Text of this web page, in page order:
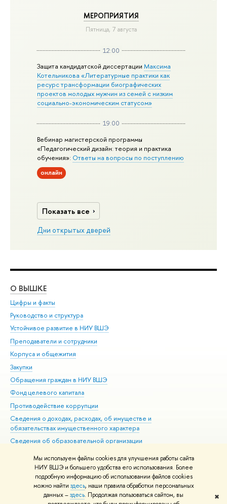
Мы используем файлы cookies для улучшения работы сайта
НИУ ВШЭ и большего удобства его использования. Более
подробную информацию об использовании файлов cookies
можно найти здесь, наши правила обработки персональных
данных –здесь. Продолжая пользоваться сайтом, вы
✖
МЕРОПРИЯТИЯ
Пятница, 7 августа
12:00
Защита кандидатской диссертацииМаксима
Котельникова «Литературные практики как
ресурс трансформации биографических
проектов молодых мужчин из семей с низким
социально-экономическим статусом»
19:00
Вебинар магистерской программы
«Педагогический дизайн: теория и практика
обучения»: Ответы на вопросы по поступлению
онлайн
Показать все
Дни открытых дверей
О ВЫШКЕ
Цифры и факты
Руководство и структура
Устойчивое развитие в НИУ ВШЭ
Преподаватели и сотрудники
Корпуса и общежития
Закупки
Обращения граждан в НИУ ВШЭ
Фонд целевого капитала
Противодействие коррупции
Сведения о доходах, расходах, об имуществе и
обязательствах имущественного характера
Сведения об образовательной организации
Людям с ограниченными возможностями здоровья
Единая платежная страница
Работа в Вышке